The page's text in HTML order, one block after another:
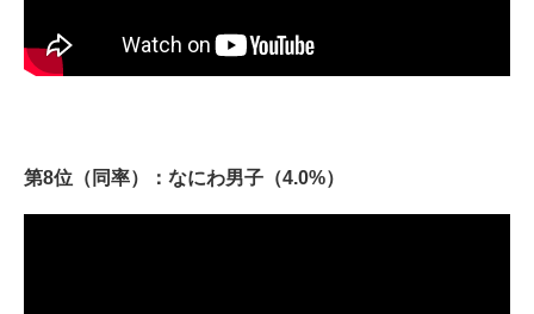
第8位（同率）：なにわ男子（4.0%）